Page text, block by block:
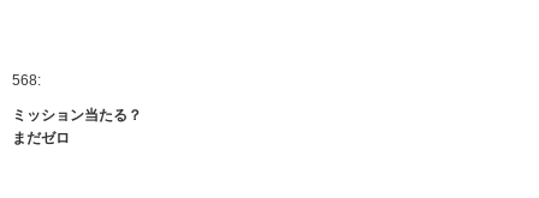
568:
ミッション当たる？
まだゼロ